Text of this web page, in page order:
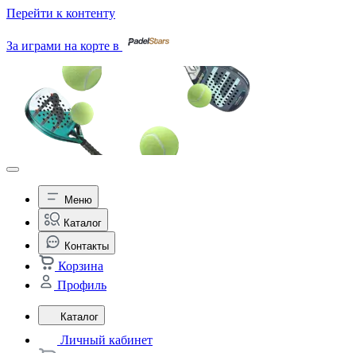
Перейти к контенту
За играми на корте в
Меню
Каталог
Контакты
Корзина
Профиль
Каталог
Личный кабинет